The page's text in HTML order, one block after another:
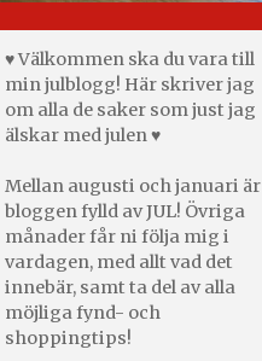
♥ Välkommen ska du vara till
min julblogg! Här skriver jag
om alla de saker som just jag
älskar med julen ♥
Mellan augusti och januari är
bloggen fylld av JUL! Övriga
månader får ni följa mig i
vardagen, med allt vad det
innebär, samt ta del av alla
möjliga fynd- och
shoppingtips!